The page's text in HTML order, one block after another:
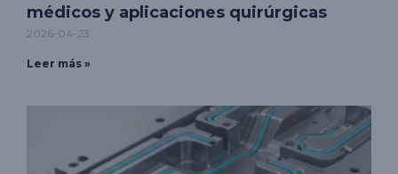
médicos y aplicaciones quirúrgicas
2026-04-23
Leer más »